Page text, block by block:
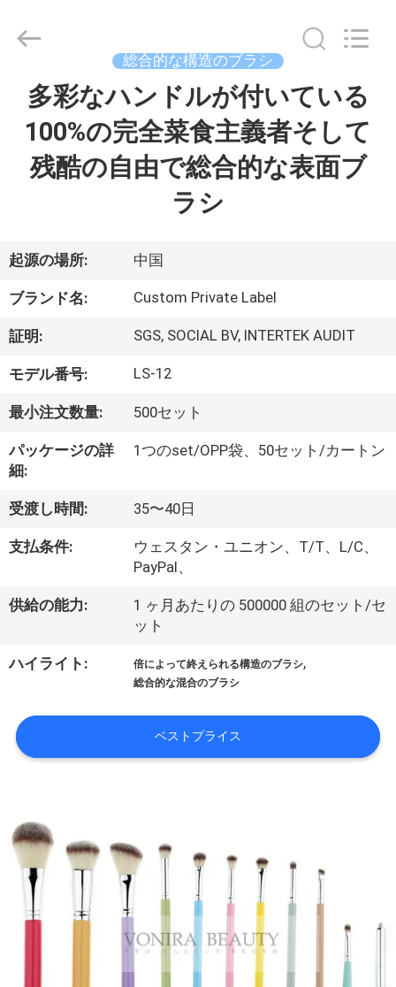
ク
ト
私
達
つ
い
て
工
旅
管
理
地
図
2017
Chanmy
Cosmetics
Reserved.
総合的な構造のブラシ
多彩なハンドルが付いている
100%の完全菜食主義者そして
残酷の自由で総合的な表面ブ
ラシ
起源の場所: 中国
ブランド名: Custom Private Label
証明: SGS, SOCIAL BV, INTERTEK AUDIT
モデル番号: LS-12
最小注文数量: 500セット
パッケージの詳
細:
1つのset/OPP袋、50セット/カートン
受渡し時間: 35〜40日
支払条件:
ウェスタン・ユニオン、T/T、L/C、
PayPal、
供給の能力:
1 ヶ月あたりの 500000 組のセット/セ
ット
ハイライト: 倍によって終えられる構造のブラシ,
総合的な混合のブラシ
ベストプライス